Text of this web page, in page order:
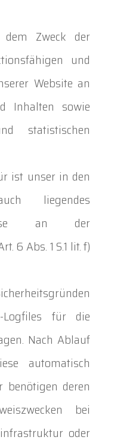
Zweck der
und
Website an
Inhalten sowie
statistischen
ist unser in den
liegendes
an der
6 Abs. 1 S.1 lit. f)
Logfiles für die
Nach Ablauf
automatisch
benötigen deren
bei
oder